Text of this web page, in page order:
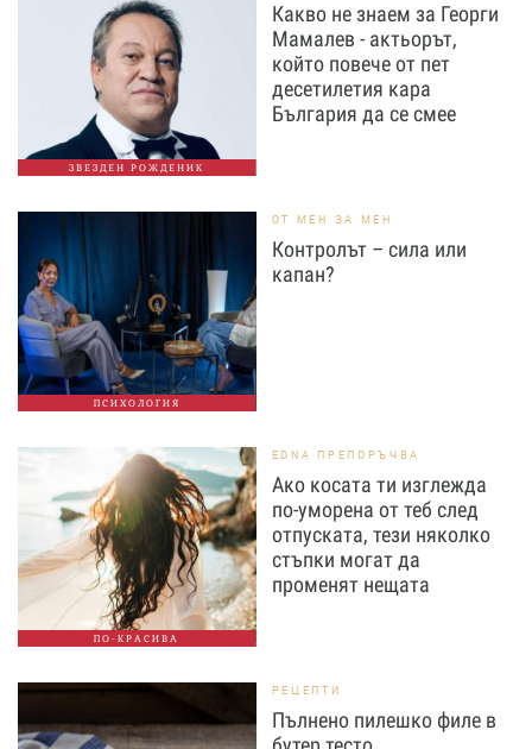
ЗВЕЗДЕН РОЖДЕНИК
Какво не знаем за Георги
Мамалев - актьорът,
който повече от пет
десетилетия кара
България да се смее
ПСИХОЛОГИЯ
ОТ МЕН ЗА МЕН
Контролът – сила или
капан?
ПО-КРАСИВА
EDNA ПРЕПОРЪЧВА
Ако косата ти изглежда
по-уморена от теб след
отпуската, тези няколко
стъпки могат да
променят нещата
РЕЦЕПТИ
Пълнено пилешко филе в